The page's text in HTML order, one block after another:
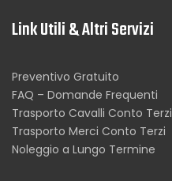
Link Utili & Altri Servizi
Preventivo Gratuito
FAQ – Domande Frequenti
Trasporto Cavalli Conto Terzi
Trasporto Merci Conto Terzi
Noleggio a Lungo Termine